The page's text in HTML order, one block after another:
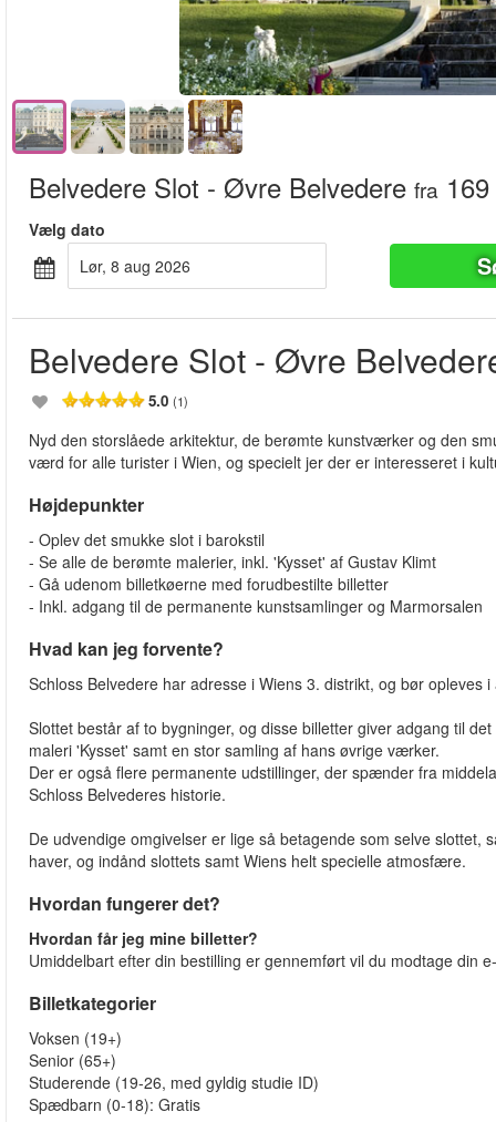
Belvedere Slot - Øvre Belvedere fra
Vælg dato
lør, 8 aug 2026
Belvedere Slot - Øvre
5.0 (1)
Nyd den storslåede arkitektur, de berømte kunstværker og den
værd for alle turister i Wien, og specielt jer der er interesseret i
Højdepunkter
- Oplev det smukke slot i barokstil
- Se alle de berømte malerier, inkl. 'Kysset' af Gustav Klimt
- Gå udenom billetkøerne med forudbestilte billetter
- Inkl. adgang til de permanente kunstsamlinger og Marmorsalen
Hvad kan jeg forvente?
Schloss Belvedere har adresse i Wiens 3. distrikt, og bør
Slottet består af to bygninger, og disse billetter giver adgang til
maleri 'Kysset' samt en stor samling af hans øvrige værker.
Der er også flere permanente udstillinger, der spænder fra
Schloss Belvederes historie.
De udvendige omgivelser er lige så betagende som selve
haver, og indånd slottets samt Wiens helt specielle atmosfære.
Hvordan fungerer det?
Hvordan får jeg mine billetter?
Umiddelbart efter din bestilling er gennemført vil du modtage din
Billetkategorier
Voksen (19+)
Senior (65+)
Studerende (19-26, med gyldig studie ID)
Spædbarn (0-18): Gratis